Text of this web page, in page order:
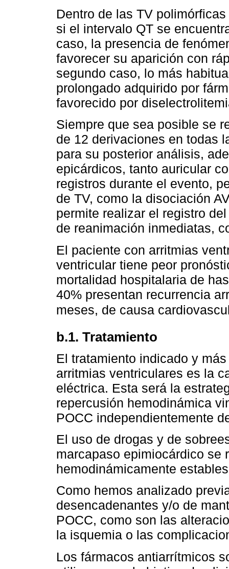
Dentro de las TV
si el intervalo QT se
caso, la presencia de
favorecer su aparición con
segundo caso, lo más
prolongado adquirido por
favorecido por
Siempre que sea posible se
de 12 derivaciones en todas
para su posterior análisis,
epicárdicos, tanto auricular
registros durante el evento,
de TV, como la disociación
permite realizar el registro
de reanimación inmediatas,
El paciente con arritmias
ventricular tiene peor
mortalidad hospitalaria de
40% presentan recurrencia
meses, de causa
b.1. Tratamiento
El tratamiento indicado y
arritmias ventriculares es la
eléctrica. Esta será la
repercusión hemodinámica
POCC independientemente
El uso de drogas y de
marcapaso epimiocárdico se
hemodinámicamente
Como hemos analizado
desencadenantes y/o de
POCC, como son las
la isquemia o las
Los fármacos antiarrítmicos